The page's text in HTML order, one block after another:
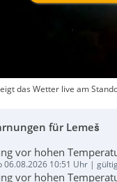
das Wetter live am
für Lemeš
vor hohen
06.08.2026 10:51 Uhr |
vor hohen